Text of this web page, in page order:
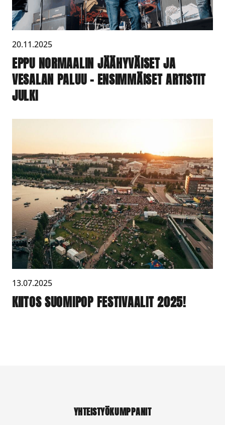
20.11.2025
EPPU NORMAALIN JÄÄHYVÄISET JA
VESALAN PALUU – ENSIMMÄISET ARTISTIT
JULKI
13.07.2025
KIITOS SUOMIPOP FESTIVAALIT 2025!
YHTEISTYÖKUMPPANIT